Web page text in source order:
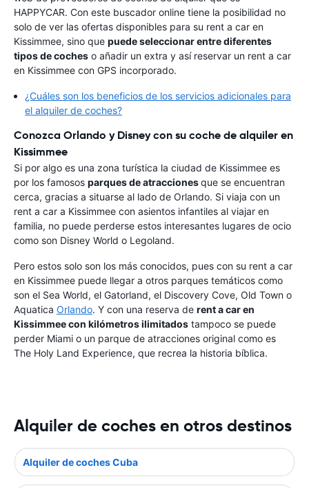
HAPPYCAR. Con este buscador online tiene la posibilidad no
solo de ver las ofertas disponibles para su rent a car en
Kissimmee, sino que puede seleccionar entre diferentes
tipos de coches o añadir un extra y así reservar un rent a car
en Kissimmee con GPS incorporado.
¿Cuáles son los beneficios de los servicios adicionales para
el alquiler de coches?
Conozca Orlando y Disney con su coche de alquiler en
Kissimmee
Si por algo es una zona turística la ciudad de Kissimmee es
por los famosos parques de atraccionesque se encuentran
cerca, gracias a situarse al lado de Orlando. Si viaja con un
rent a car a Kissimmee con asientos infantiles al viajar en
familia, no puede perderse estos interesantes lugares de ocio
como son Disney World o Legoland.
Pero estos solo son los más conocidos, pues con su rent a car
en Kissimmee puede llegar a otros parques temáticos como
son el Sea World, el Gatorland, el Discovery Cove, Old Town o
Aquatica Orlando. Y con una reserva de rent a car en
Kissimmee con kilómetros ilimitados tampoco se puede
perder Miami o un parque de atracciones original como es
The Holy Land Experience, que recrea la historia bíblica.
Alquiler de coches en otros destinos
Alquiler de coches Cuba